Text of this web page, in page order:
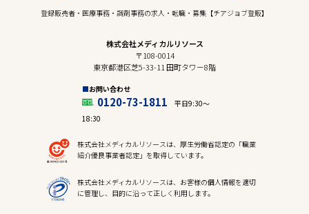
登録販売者・医療事務・調剤事務の求人・転職・募集【チアジョブ登販】
株式会社メディカルリソース
〒108-0014
東京都港区芝5-33-11 田町タワー8階
お問い合わせ
0120-73-1811
平日9:30〜
18:30
株式会社メディカルリソースは、厚生労働省認定の「職業
紹介優良事業者認定」を取得しています。
株式会社メディカルリソースは、お客様の個人情報を適切
に管理し、目的に沿って正しく利用します。